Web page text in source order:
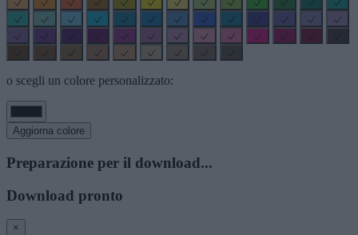
o scegli un colore personalizzato:
Aggiorna colore
Preparazione per il download...
Download pronto
×